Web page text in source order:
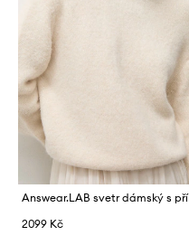
2099 Kč